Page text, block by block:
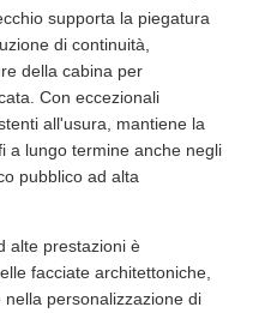
supporta la piegatura
di continuità,
della cabina per
Con eccezionali
all'usura, mantiene la
a lungo termine anche negli
pubblico ad alta
alte prestazioni è
facciate architettoniche,
personalizzazione di